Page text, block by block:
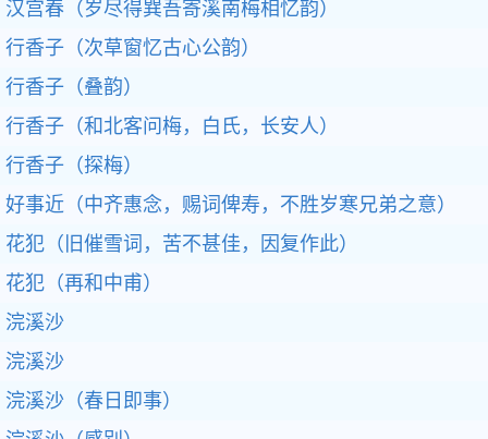
汉宫春（岁尽得巽吾寄溪南梅相忆韵）
行香子（次草窗忆古心公韵）
行香子（叠韵）
行香子（和北客问梅，白氏，长安人）
行香子（探梅）
好事近（中齐惠念，赐词俾寿，不胜岁寒兄弟之意）
花犯（旧催雪词，苦不甚佳，因复作此）
花犯（再和中甫）
浣溪沙
浣溪沙
浣溪沙（春日即事）